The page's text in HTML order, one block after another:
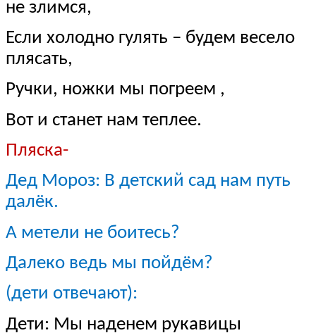
не злимся,
Если холодно гулять – будем весело
плясать,
Ручки, ножки мы погреем ,
Вот и станет нам теплее.
Пляска-
Дед Мороз: В детский сад нам путь
далёк.
А метели не боитесь?
Далеко ведь мы пойдём?
(дети отвечают):
Дети: Мы наденем рукавицы